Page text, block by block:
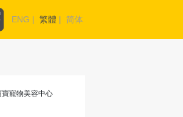
ENG | 繁體 | 简体